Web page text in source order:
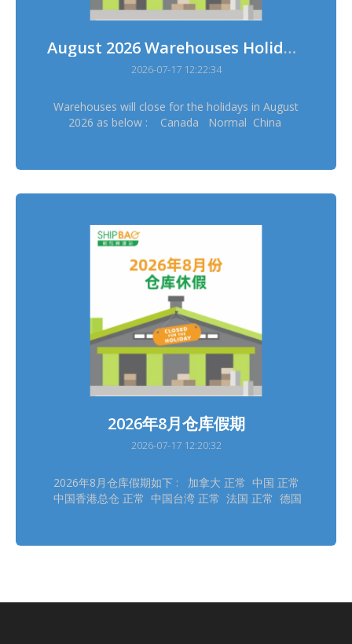
August 2026 Warehouses Holidays
2026-07-17 12:22:34
Warehouses will close for the holidays in August
2026 as below : Canada Normal China
Dresden Normal Germany Erftstadt Normal
schedule your pickup arrangement in advance
═══════════ Stock in & out will be suspended
during warehouses holidays and sorry for the
inconvenience ═══════════ *Warehouses
holidays may subject to temporary changes, this
version shall prevail
2026年8月仓库假期
2026-07-17 12:20:32
2026年8月仓库假期如下 : 加拿大 正常 中国 正常
中国香港总仓 正常 中国台湾 正常 法国 正常 德国
美国德拉华州 (免税仓及海运仓) 正常